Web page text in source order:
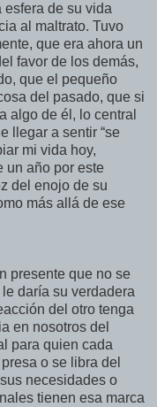
de su vida
al maltrato. Tuvo
que era ahora un
favor de los demás,
que el pequeño
del pasado, que si
algo de él, lo central
llegar a sentir “se
mi vida hoy,
un año por este
del enojo de su
más allá de ese
presente que no se
daría su verdadera
del otro tenga
en nosotros del
para quien cada
o se libra del
necesidades o
tienen esa marca